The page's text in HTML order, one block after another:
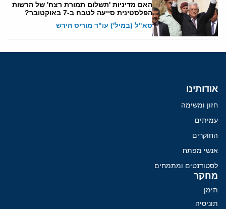
האם מדיניות 'תשלום תמורת רצח' של הרשות
הפלסטינית סייעה לטבח ב-7 באוקטובר?
סא"ל (במיל') עו"ד מוריס הירש
אודותינו
חזון ומשימה
עמיתים
החוקרים
אנשי מפתח
לסטודנטים ומתמחים
מחקר
תימן
תוניסיה